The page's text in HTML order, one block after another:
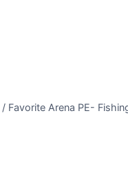
/ Favorite Arena PE-